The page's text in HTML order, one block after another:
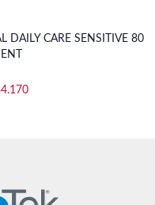
DAILY CARE SENSITIVE 80
4.170